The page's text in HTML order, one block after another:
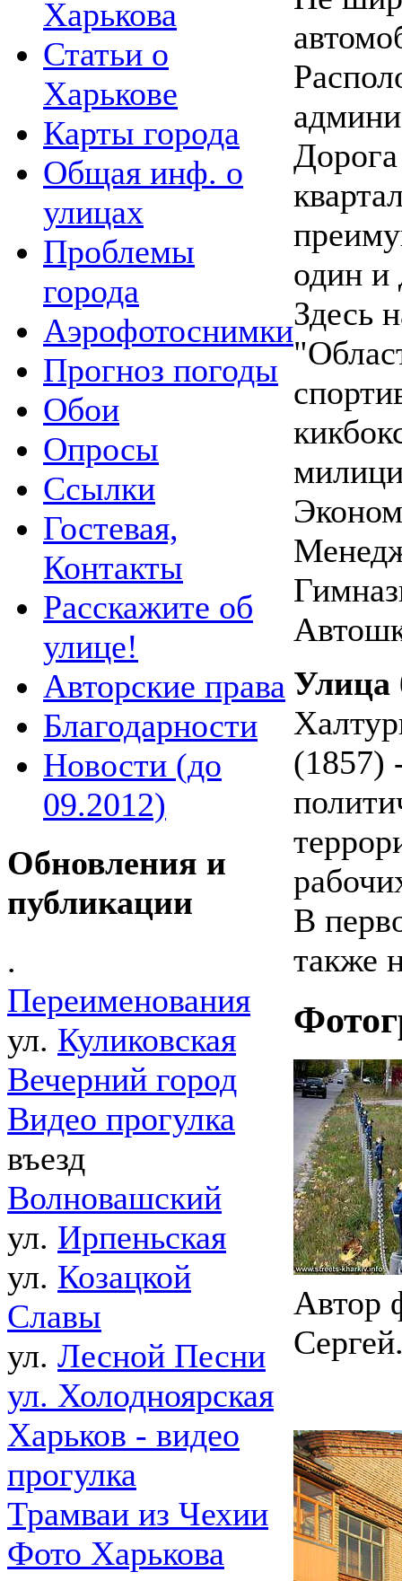
Харькова
Статьи о
Харькове
Карты города
Общая инф. о
улицах
Проблемы
города
Аэрофотоснимки
Прогноз погоды
Обои
Опросы
Ссылки
Гостевая,
Контакты
Расскажите об
улице!
Авторские права
Благодарности
Новости (до
09.2012)
Обновления и
публикации
.
Переименования
ул. Куликовская
Вечерний город
Видео прогулка
въезд
Волновашский
ул. Ирпеньская
ул. Козацкой
Славы
ул. Лесной Песни
ул. Холодноярская
Харьков - видео
прогулка
Трамваи из Чехии
Фото Харькова
один и
Здесь
Улица
(1857)
В
также
Автор